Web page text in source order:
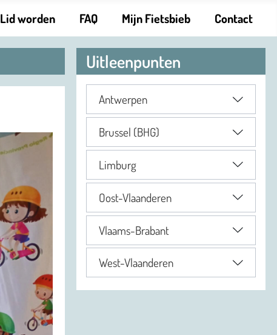
Lid worden FAQ Mijn Fietsbieb Contact
Uitleenpunten
Antwerpen
Brussel (BHG)
Limburg
Oost-Vlaanderen
Vlaams-Brabant
West-Vlaanderen